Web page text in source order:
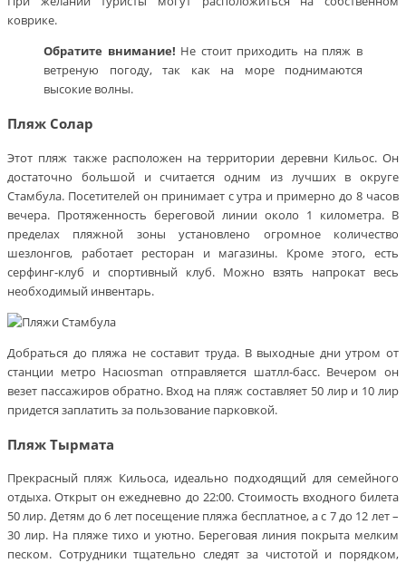
коврике.
Обратите внимание! Не стоит приходить на пляж в
ветреную погоду, так как на море поднимаются
высокие волны.
Пляж Солар
Этот пляж также расположен на территории деревни Кильос. Он
достаточно большой и считается одним из лучших в округе
Стамбула. Посетителей он принимает с утра и примерно до 8 часов
вечера. Протяженность береговой линии около 1 километра. В
пределах пляжной зоны установлено огромное количество
шезлонгов, работает ресторан и магазины. Кроме этого, есть
серфинг-клуб и спортивный клуб. Можно взять напрокат весь
необходимый инвентарь.
Добраться до пляжа не составит труда. В выходные дни утром от
станции метро Hacıosman отправляется шатлл-басс. Вечером он
везет пассажиров обратно. Вход на пляж составляет 50 лир и 10 лир
придется заплатить за пользование парковкой.
Пляж Тырмата
Прекрасный пляж Кильоса, идеально подходящий для семейного
отдыха. Открыт он ежедневно до 22:00. Стоимость входного билета
50 лир. Детям до 6 лет посещение пляжа бесплатное, а с 7 до 12 лет –
30 лир. На пляже тихо и уютно. Береговая линия покрыта мелким
песком. Сотрудники тщательно следят за чистотой и порядком,